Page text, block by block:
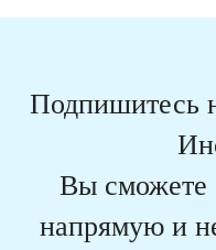
Подпишитесь
Вы сможете
напрямую и